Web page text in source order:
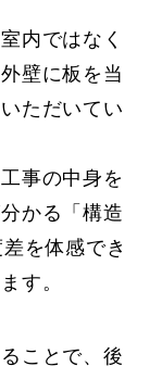
内ではなく
壁に板を当
ただいてい
事の中身を
かる「構造
を体感でき
す。
ことで、後